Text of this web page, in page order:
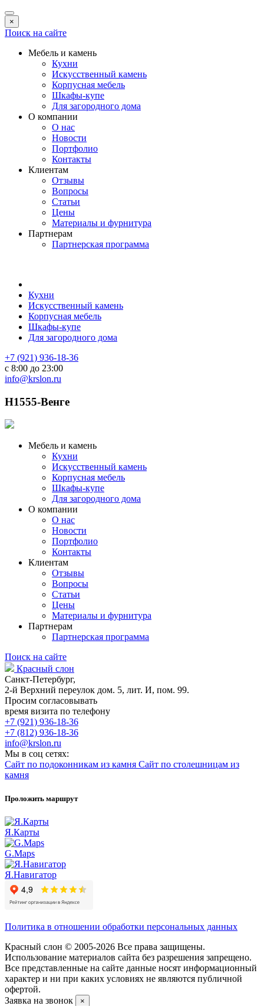
×
Поиск на сайте
Мебель и камень
Кухни
Искусственный камень
Корпусная мебель
Шкафы-купе
Для загородного дома
О компании
О нас
Новости
Портфолио
Контакты
Клиентам
Отзывы
Вопросы
Статьи
Цены
Материалы и фурнитура
Партнерам
Партнерская программа
Кухни
Искусственный камень
Корпусная мебель
Шкафы-купе
Для загородного дома
+7 (921) 936-18-36
с 8:00 до 23:00
info@krslon.ru
H1555-Венге
Мебель и камень
Кухни
Искусственный камень
Корпусная мебель
Шкафы-купе
Для загородного дома
О компании
О нас
Новости
Портфолио
Контакты
Клиентам
Отзывы
Вопросы
Статьи
Цены
Материалы и фурнитура
Партнерам
Партнерская программа
Поиск на сайте
Красный слон
Санкт-Петербург,
2-й Верхний переулок дом. 5, лит. И, пом. 99.
Просим согласовывать
время визита по телефону
+7 (921) 936-18-36
+7 (812) 936-18-36
info@krslon.ru
Мы в соц сетях:
Сайт по подоконникам из камня Сайт по столешницам из
камня
Проложить маршрут
Я.Карты
G.Maps
Я.Навигатор
Политика в отношении обработки персональных данных
Красный слон © 2005-2026 Все права защищены.
Использование материалов сайта без разрешения запрещено.
Все представленные на сайте данные носят информационный
характер и ни при каких условиях не являются публичной
офертой.
Заявка на звонок
×